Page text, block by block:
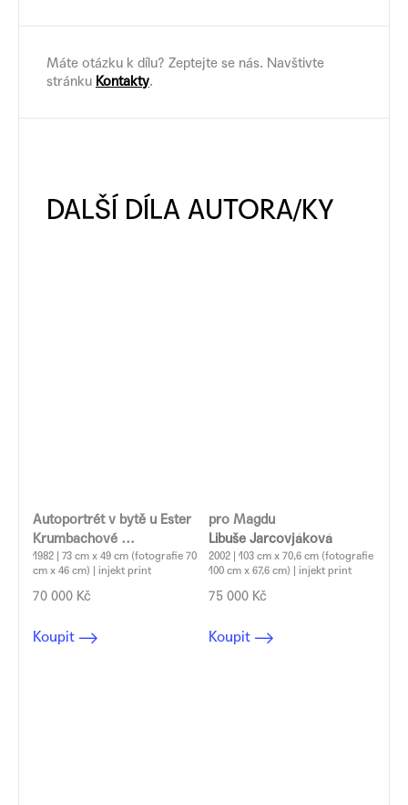
Máte otázku k dílu? Zeptejte se nás. Navštivte
stránku Kontakty.
Autoportrét v bytě u Ester
Krumbachové
Libuše Jarcovjáková
1982 | 73 cm x 49 cm (fotografie 70
cm x 46 cm) | injekt print
70 000 Kč
Koupit
pro Magdu
Libuše Jarcovjáková
2002 | 103 cm x 70,6 cm (fotografie
100 cm x 67,6 cm) | injekt print
75 000 Kč
Koupit